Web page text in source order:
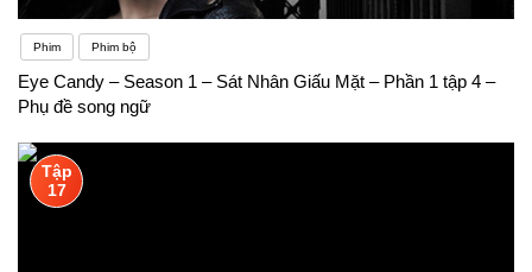
Phim Phim bộ
Eye Candy – Season 1 – Sát Nhân Giấu Mặt – Phần 1 tập 4 –
Phụ đề song ngữ
Tập
17